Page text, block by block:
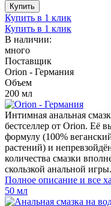
Купить
Купить в 1 клик
Купить в 1 клик
В наличии:
много
Поставщик
Orion - Германия
Объем
200 мл
Интимная анальная
бестселлер от Orion. Её
формулу (100%
растений) и
количества смазки
скользкой анальной
Полное описание и все
50 мл